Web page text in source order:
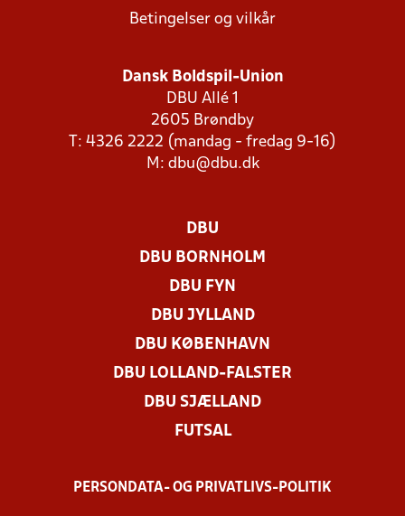
Betingelser og vilkår
Dansk Boldspil-Union
DBU Allé 1
2605 Brøndby
T: 4326 2222 (mandag - fredag 9-16)
M: dbu@dbu.dk
DBU
DBU BORNHOLM
DBU FYN
DBU JYLLAND
DBU KØBENHAVN
DBU LOLLAND-FALSTER
DBU SJÆLLAND
FUTSAL
PERSONDATA- OG PRIVATLIVS-POLITIK